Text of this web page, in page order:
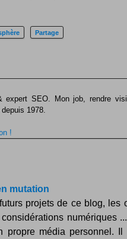
Partage
expert SEO. Mon job, rendre
1978.
!
mutation
projets de ce blog, les
numériques
propre média personnel. Il